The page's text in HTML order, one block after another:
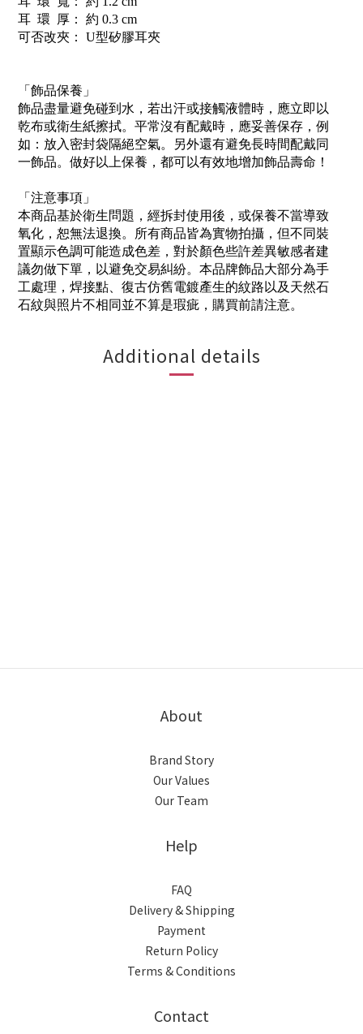
耳 環 厚： 約 0.3 cm
可否改夾： U型矽膠耳夾
「飾品保養」
飾品盡量避免碰到水，若出汗或接觸液體時，應立即以
乾布或衛生紙擦拭。平常沒有配戴時，應妥善保存，例
如：放入密封袋隔絕空氣。另外還有避免長時間配戴同
一飾品。做好以上保養，都可以有效地增加飾品壽命！
「注意事項」
本商品基於衛生問題，經拆封使用後，或保養不當導致
氧化，恕無法退換。所有商品皆為實物拍攝，但不同裝
置顯示色調可能造成色差，對於顏色些許差異敏感者建
議勿做下單，以避免交易糾紛。本品牌飾品大部分為手
工處理，焊接點、復古仿舊電鍍產生的紋路以及天然石
石紋與照片不相同並不算是瑕疵，購買前請注意。
Additional details
About
Brand Story
Our Values
Our Team
Help
FAQ
Delivery & Shipping
Payment
Return Policy
Terms & Conditions
Contact